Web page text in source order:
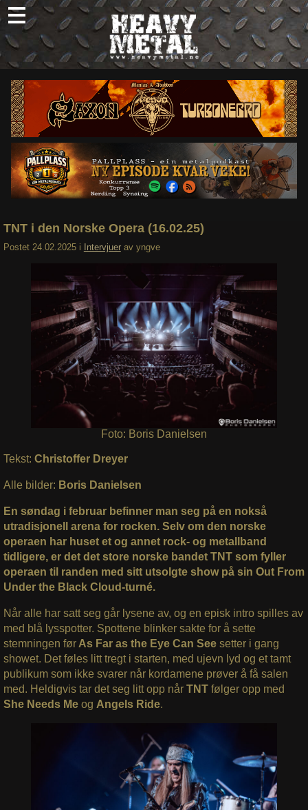
Skip
to
content
Nyheter
Omtaler
Intervjuer
Om oss
Abonner
Søk
TNT i den Norske Opera (16.02.25)
Postet 24.02.2025 i Intervjuer av yngve
Foto: Boris Danielsen
Tekst: Christoffer Dreyer
Alle bilder: Boris Danielsen
En søndag i februar befinner man seg på en nokså
utradisjonell arena for rocken. Selv om den norske
operaen har huset et og annet rock- og metallband
tidligere, er det det store norske bandet TNT som fyller
operaen til randen med sitt utsolgte show på sin Out From
Under the Black Cloud-turné.
Når alle har satt seg går lysene av, og en episk intro spilles av
med blå lysspotter. Spottene blinker sakte for å sette
stemningen førAs Far as the Eye Can Seesetter i gang
showet. Det føles litt tregt i starten, med ujevn lyd og et tamt
publikum som ikke svarer når kordamene prøver å få salen
med. Heldigvis tar det seg litt opp når TNTfølger opp med
She Needs Meog Angels Ride.